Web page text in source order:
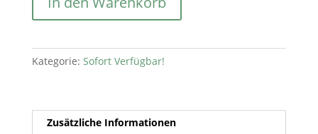
Teelichtglas
Kategorie: Sofort Verfügbar!
Zusätzliche Informationen